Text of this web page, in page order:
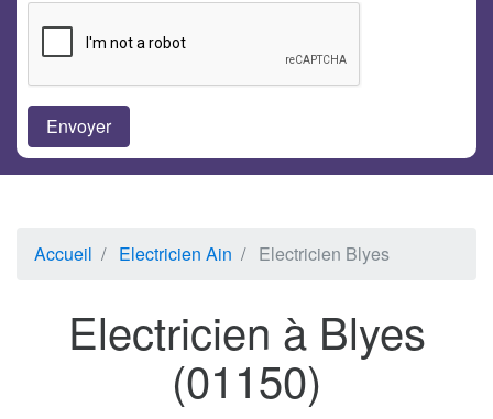
Accueil Electricien Ain Electricien Blyes
Electricien à Blyes
(01150)